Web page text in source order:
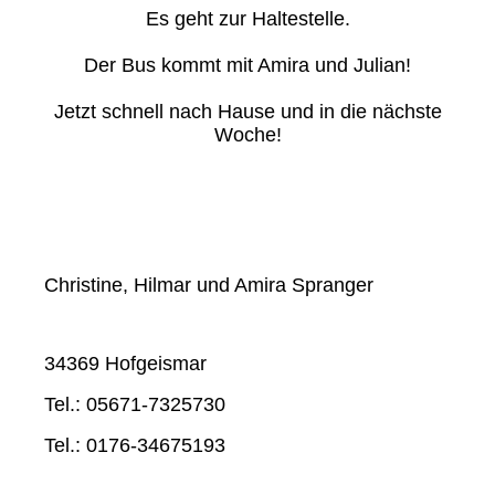
Es geht zur Haltestelle.
Der Bus kommt mit Amira und Julian!
Jetzt schnell nach Hause und in die nächste
Woche!
Christine, Hilmar und Amira Spranger
34369 Hofgeismar
Tel.: 05671-7325730
Tel.: 0176-34675193